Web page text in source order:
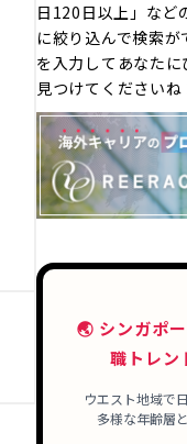
日120日以上」など
に絞り込んで検索
を入力してあなた
見つけてくださいね
🌏 シンガポ
職トレ
ウエスト地域で
多様な年齢層